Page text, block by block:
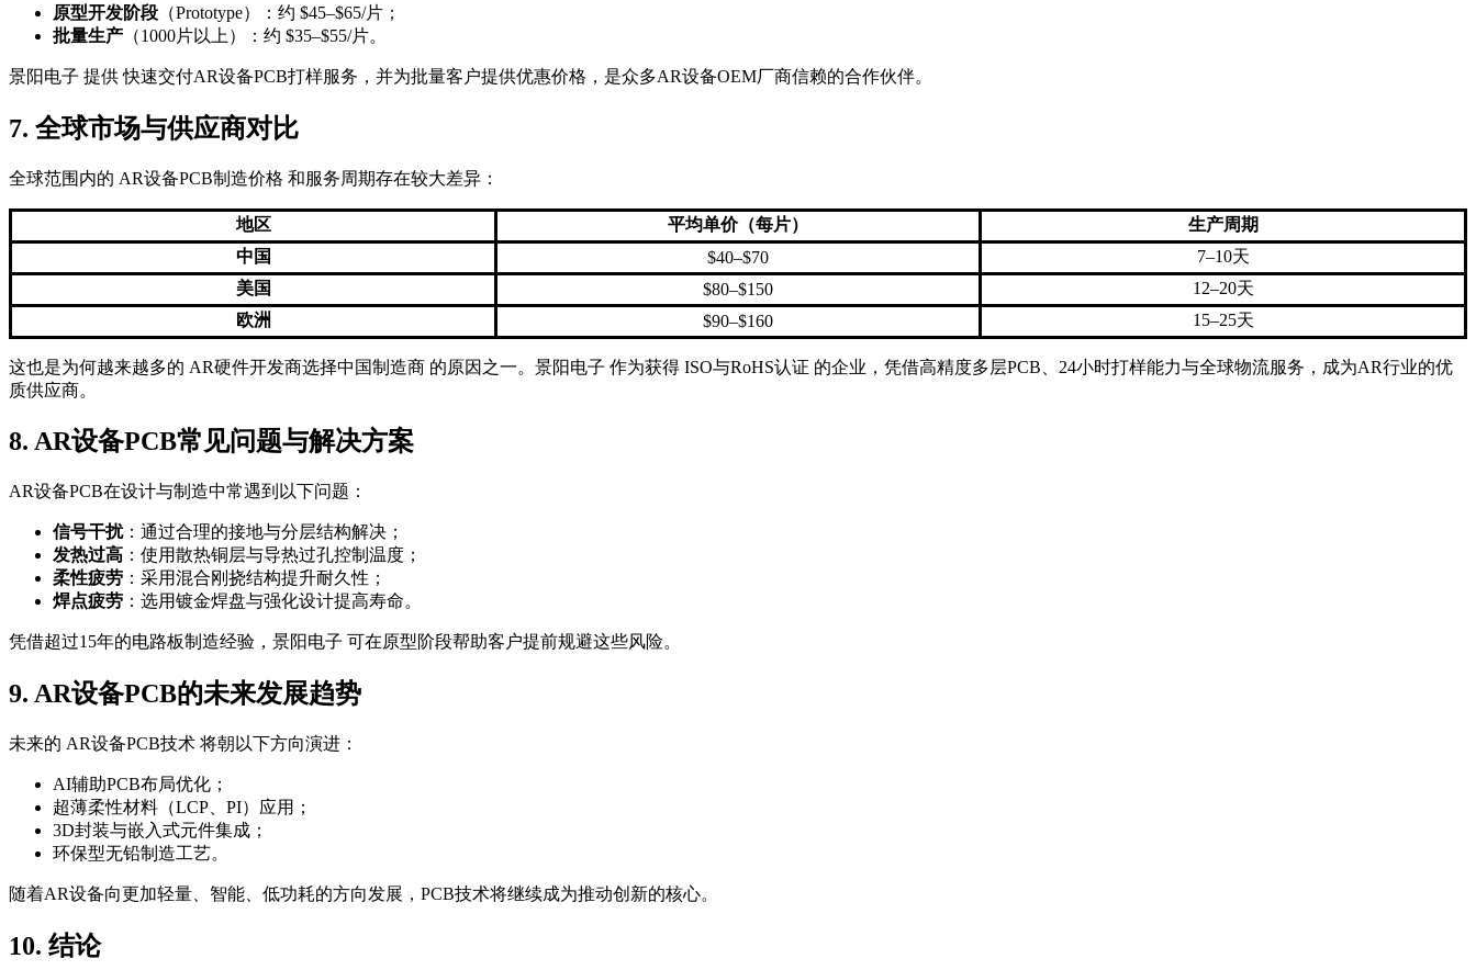
原型开发阶段 （Prototype）：约 $45–$65/片；
批量生产 （1000片以上）：约 $35–$55/片。
景阳电子 提供 快速交付AR设备PCB打样服务，并为批量客户提供优惠价格，是众多AR设备OEM厂商信赖的合作伙伴。
7. 全球市场与供应商对比
全球范围内的 AR设备PCB制造价格 和服务周期存在较大差异：
地区 平均单价（每片）
生产周期
中国
$40–$70
7–10天
美国
$80–$150
12–20天
欧洲
$90–$160 15–25天
这也是为何越来越多的 AR硬件开发商选择中国制造商 的原因之一。景阳电子 作为获得 ISO与RoHS认证 的企业，凭借高精度多层PCB、24小时打样能力与全球物流服务，成为AR行业的优
质供应商。
8. AR设备PCB常见问题与解决方案
AR设备PCB在设计与制造中常遇到以下问题：
信号干扰：通过合理的接地与分层结构解决；
发热过高 ：使用散热铜层与导热过孔控制温度；
柔性疲劳 ：采用混合刚挠结构提升耐久性；
焊点疲劳 ：选用镀金焊盘与强化设计提高寿命。
凭借超过15年的电路板制造经验，景阳电子 可在原型阶段帮助客户提前规避这些风险。
9. AR设备PCB的未来发展趋势
未来的 AR设备PCB技术 将朝以下方向演进：
AI辅助PCB布局优化；
超薄柔性材料（LCP、PI）应用；
3D封装与嵌入式元件集成；
环保型无铅制造工艺。
随着AR设备向更加轻量、智能、低功耗的方向发展，PCB技术将继续成为推动创新的核心。
10. 结论